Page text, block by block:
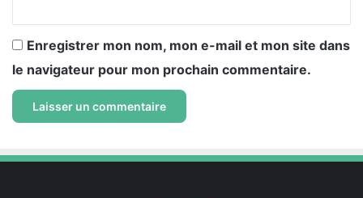
Enregistrer mon nom, mon e-mail et mon site dans
le navigateur pour mon prochain commentaire.